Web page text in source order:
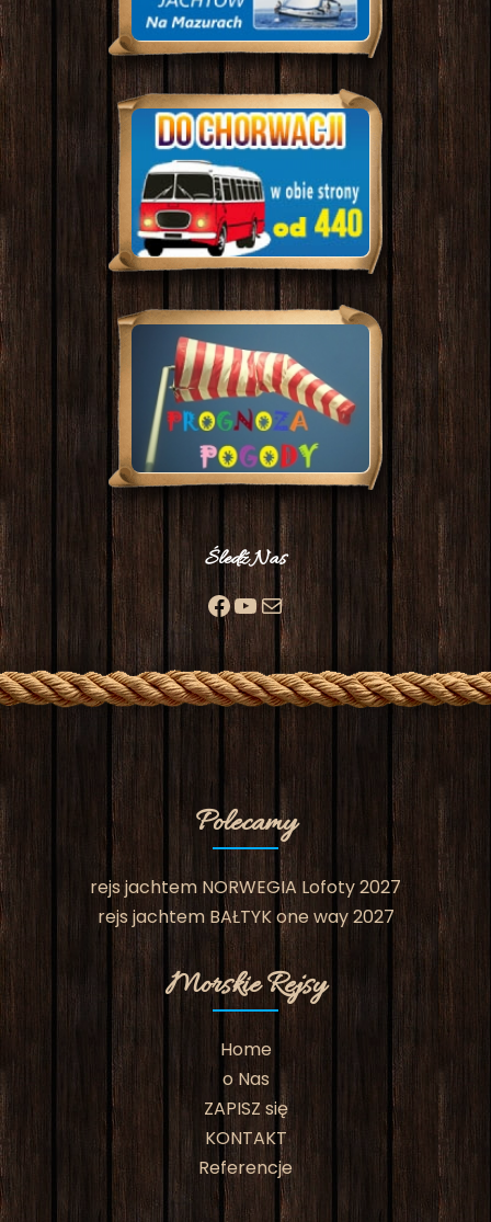
Śledź Nas
Facebook
YouTube
Mail
Polecamy
rejs jachtem NORWEGIA Lofoty 2027
rejs jachtem BAŁTYK one way 2027
Morskie Rejsy
Home
o Nas
ZAPISZ się
KONTAKT
Referencje